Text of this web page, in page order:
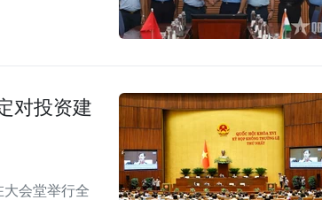
对投资建
会堂举行全